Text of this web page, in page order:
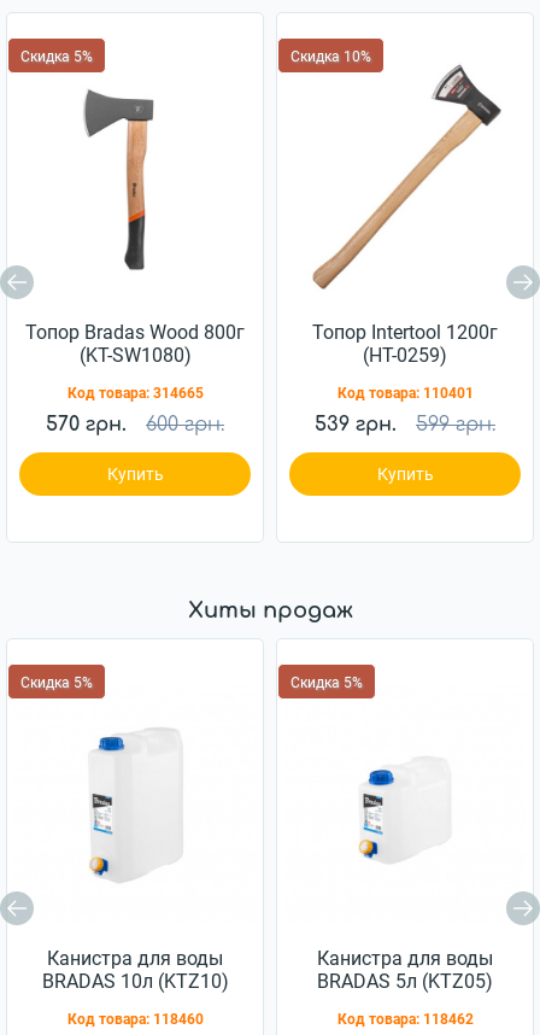
Скидка 5%
Топор Bradas Wood 800г
(KT-SW1080)
Код товара: 314665
570 грн. 600 грн.
Купить
Скидка 10%
Топор Intertool 1200г
(HT-0259)
Код товара: 110401
539 грн. 599 грн.
Купить
Хиты продаж
Скидка 5%
Канистра для воды
BRADAS 10л (KTZ10)
Код товара: 118460
Скидка 5%
Канистра для воды
BRADAS 5л (KTZ05)
Код товара: 118462